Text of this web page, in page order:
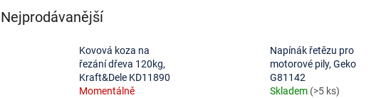
Nejprodávanější
Kovová koza na
řezání dřeva 120kg,
Kraft&Dele KD11890
Momentálně
Napínák řetězu pro
motorové pily, Geko
G81142
Skladem (>5 ks)